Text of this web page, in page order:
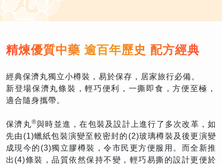
精煉優質中藥 逾百年歷史 配方經典
經典保濟丸獨立小樽裝，易於保存，居家旅行必備。
新登場保濟丸條裝，輕巧便利，一撕即食，方便至極，
適合隨身攜帶。
保濟丸®與時並進，在包裝及設計上進行了多次改革，如
先由(1)蠟紙包裝演變至較密封的(2)玻璃樽裝及後更演變
成現今的(3)獨立膠樽裝，令市民更方便服用。而全新推
出(4)條裝，品質依然保持不變，輕巧易撕的設計更便於